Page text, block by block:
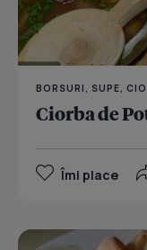
BORSURI, SUPE,
Ciorba de
Îmi place